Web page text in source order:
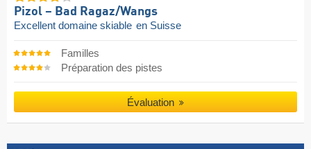
Pizol – Bad Ragaz/​Wangs
Excellent domaine skiable en Suisse
Familles
Préparation des pistes
Évaluation